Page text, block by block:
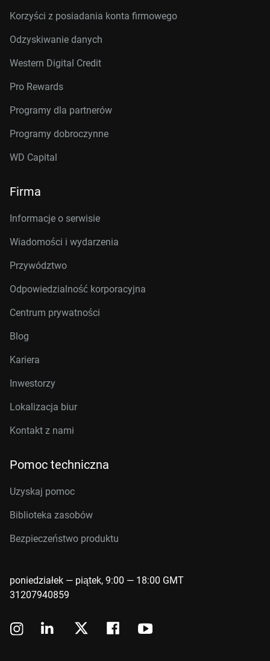
Korzyści z posiadania konta firmowego
Odzyskiwanie danych
Western Digital Credit
Pro Rewards
Programy dla partnerów
Programy dobroczynne
WD Capital
Firma
Informacje o serwisie
Wiadomości i wydarzenia
Przywództwo
Odpowiedzialność korporacyjna
Centrum prywatności
Blog
Kariera
Inwestorzy
Lokalizacja biur
Kontakt z nami
Pomoc techniczna
Uzyskaj pomoc
Biblioteka zasobów
Bezpieczeństwo produktu
poniedziałek — piątek, 9:00 — 18:00 GMT
31207940859